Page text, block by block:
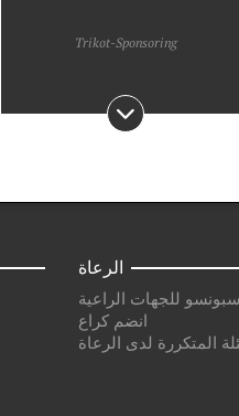
Trikot-Sponsoring
الرعاة
سبونسو للجهات الراعية
انضم كراع
المتكررة لدى الرعاة